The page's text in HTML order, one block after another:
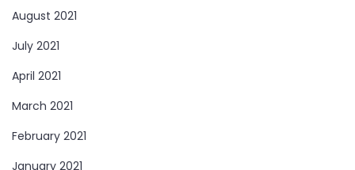
August 2021
July 2021
April 2021
March 2021
February 2021
January 2021